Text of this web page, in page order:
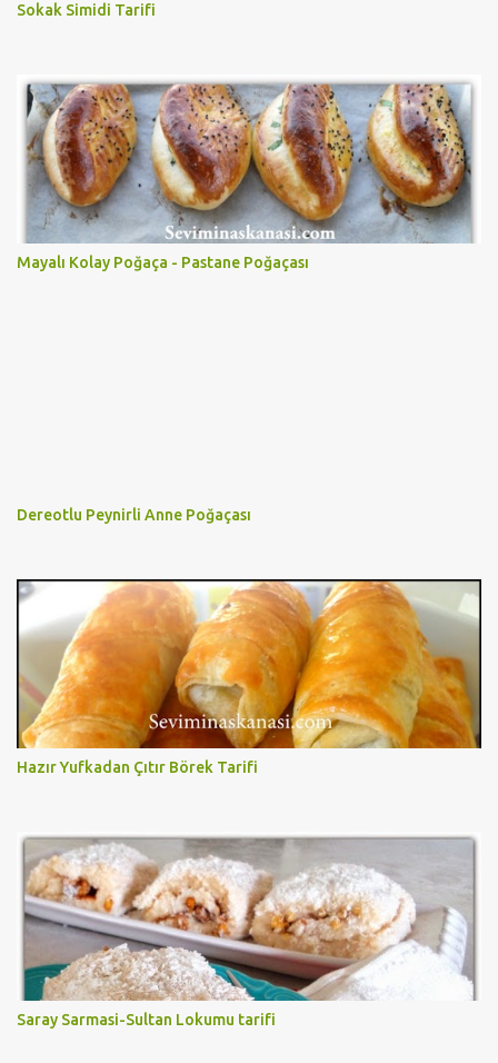
Sokak Simidi Tarifi
Mayalı Kolay Poğaça - Pastane Poğaçası
Dereotlu Peynirli Anne Poğaçası
Hazır Yufkadan Çıtır Börek Tarifi
Saray Sarmasi-Sultan Lokumu tarifi